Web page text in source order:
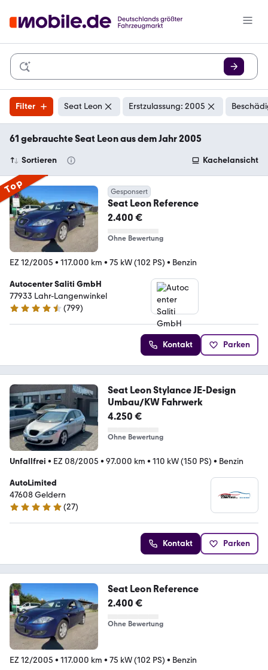
Filter Seat Leon Erstzulassung: 2005
61 gebrauchte Seat Leon aus dem Jahr 2005
Sortieren Kachelansicht
Top Gesponsert
Seat Leon Reference
2.400 €
Ohne Bewertung
EZ 12/2005 • 117.000 km • 75 kW (102 PS) • Benzin
Autocenter Saliti GmbH
77933 Lahr-Langenwinkel
4.6 Sterne
(799)
Kontakt Parken
Seat Leon Stylance JE-Design
Umbau/KW Fahrwerk
4.250 €
Ohne Bewertung
Unfallfrei • EZ 08/2005 • 97.000 km • 110 kW (150 PS) • Benzin
AutoLimited
47608 Geldern
5 Sterne
(27)
Kontakt Parken
Seat Leon Reference
2.400 €
Ohne Bewertung
EZ 12/2005 • 117.000 km • 75 kW (102 PS) • Benzin